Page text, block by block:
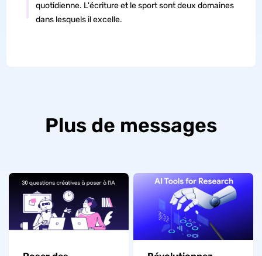
quotidienne. L'écriture et le sport sont deux domaines
dans lesquels il excelle.
Plus de messages